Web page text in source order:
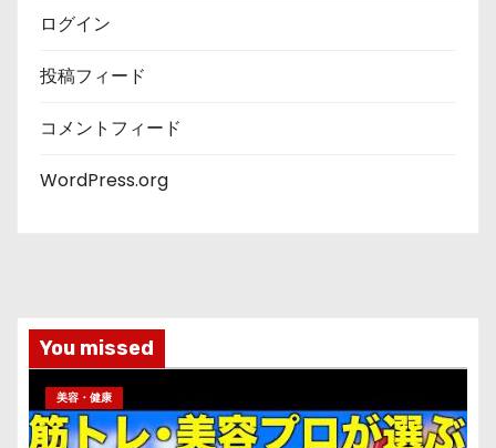
ログイン
投稿フィード
コメントフィード
WordPress.org
You missed
美容・健康